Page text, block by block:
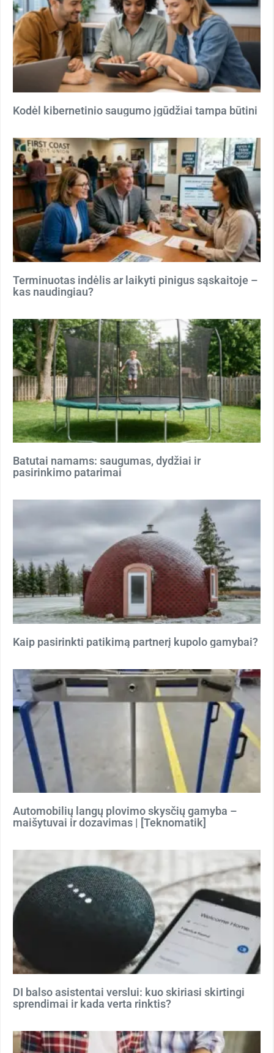
Kodėl kibernetinio saugumo įgūdžiai tampa būtini
Terminuotas indėlis ar laikyti pinigus sąskaitoje –
kas naudingiau?
Batutai namams: saugumas, dydžiai ir
pasirinkimo patarimai
Kaip pasirinkti patikimą partnerį kupolo gamybai?
Automobilių langų plovimo skysčių gamyba –
maišytuvai ir dozavimas | [Teknomatik]
DI balso asistentai verslui: kuo skiriasi skirtingi
sprendimai ir kada verta rinktis?